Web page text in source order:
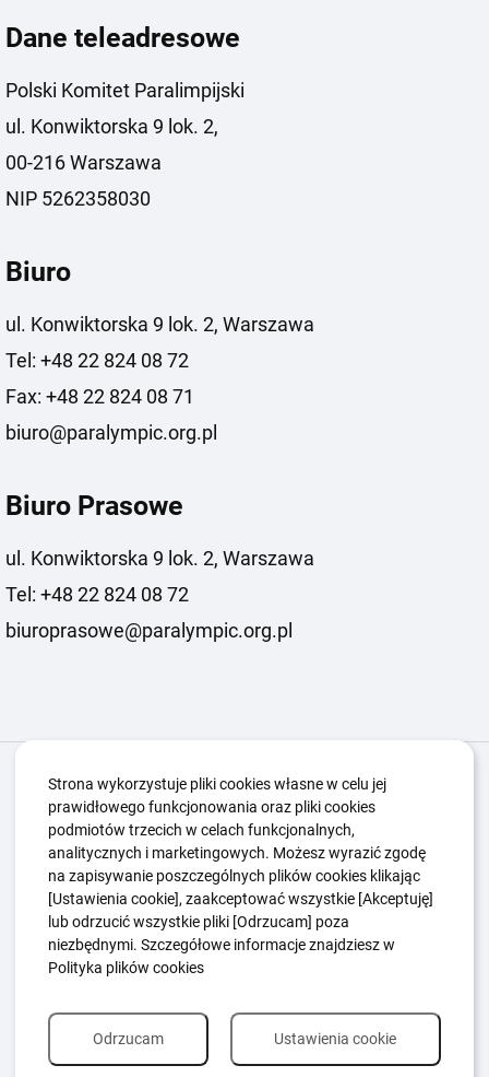
Dane teleadresowe
Polski Komitet Paralimpijski
ul. Konwiktorska 9 lok. 2,
00-216 Warszawa
NIP 5262358030
Biuro
ul. Konwiktorska 9 lok. 2, Warszawa
Tel: +48 22 824 08 72
Fax: +48 22 824 08 71
biuro@paralympic.org.pl
Biuro Prasowe
ul. Konwiktorska 9 lok. 2, Warszawa
Tel: +48 22 824 08 72
biuroprasowe@paralympic.org.pl
Igrzyska Paralimpijskie O nas
Kwalifikacje ZSK
Kluby Aktualności
Edukacja
Guttmanny Kontakt
Polityka Ochrony Dzieci
Sygnaliści
Polityka plików cookie
Strona wykorzystuje pliki cookies własne w celu jej
prawidłowego funkcjonowania oraz pliki cookies
podmiotów trzecich w celach funkcjonalnych,
analitycznych i marketingowych. Możesz wyrazić zgodę
na zapisywanie poszczególnych plików cookies klikając
[Ustawienia cookie], zaakceptować wszystkie [Akceptuję]
lub odrzucić wszystkie pliki [Odrzucam] poza
niezbędnymi. Szczegółowe informacje znajdziesz w
Polityka plików cookies
Ustawienia cookie
Odrzucam